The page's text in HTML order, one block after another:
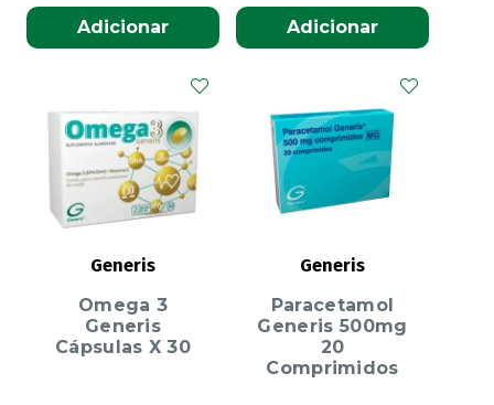
Adicionar Adicionar
Generis
Omega 3
Generis
Cápsulas X 30
Generis
Paracetamol
Generis 500mg
20
Comprimidos